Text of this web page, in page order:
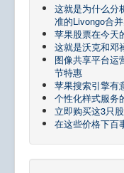
这就是为什么分
准的Livongo合
苹果股票在今天
这就是沃克和邓
图像共享平台运
节特惠
苹果搜索引擎有
个性化样式服务
立即购买这3只
在这些价格下百